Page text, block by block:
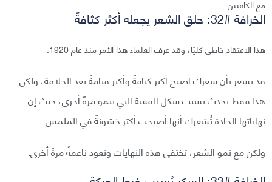
مع الكافيين.
الخرافة #32: حلق الشعر يجعله أكثر كثافةً
هذا الاعتقاد خاطئ كليًا، وقد عرف العلماء هذا الأمر منذ عام 1920.
قد تشعر بأن شعرك أصبح أكثر كثافةً وأكثر قتامةً بعد الحلاقة، ولكن
هذا فقط يحدث بسبب شكل القشة التي تنمو مرةً أخرى، حيث إن
نهاياتها الحادة تُشعرك أنها أصبحت أكثر خشونةً في الملمس.
ولكن مع نمو الشعر، تختفي هذه النهايات وتعود ناعمةٌ مرةً أخرى.